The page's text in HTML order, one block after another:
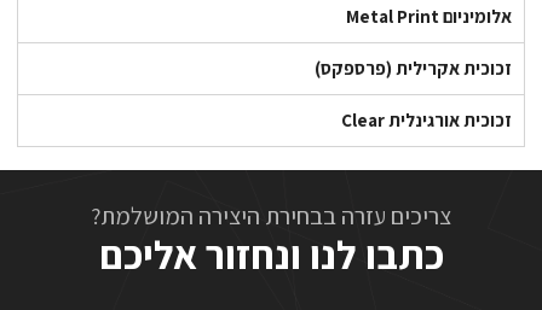
אלומיניום Metal Print
זכוכית אקרילית (פרספקס)
זכוכית אורגינלית Clear
צריכים עזרה בבחירת היצירה המושלמת?
כתבו לנו ונחזור אליכם